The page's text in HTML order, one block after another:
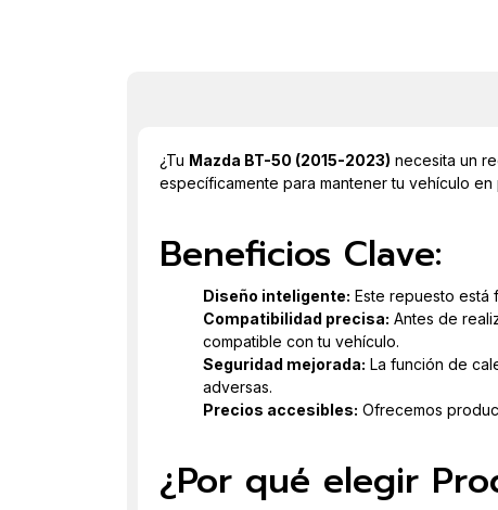
¿Tu Mazda BT-50 (2015-2023) necesita un
específicamente para mantener tu vehículo
Beneficios Clave:
Diseño inteligente: Este repuesto está
Compatibilidad precisa: Antes de
compatible con tu vehículo.
Seguridad mejorada: La función de
adversas.
Precios accesibles: Ofrecemos
¿Por qué elegir